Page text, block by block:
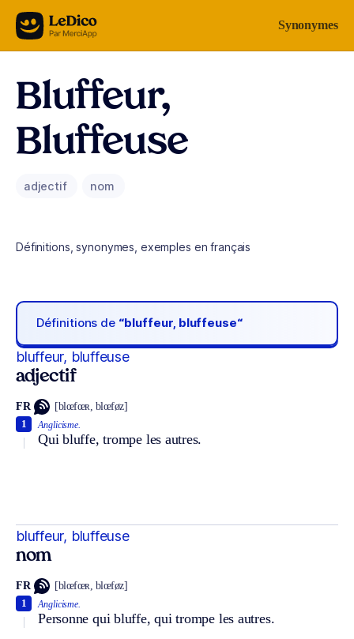
Aller au contenu Synonymes
Bluffeur,
Bluffeuse
adjectif nom
Définitions, synonymes, exemples en français
Définitions de “bluffeur, bluffeuse“
bluffeur, bluffeuse
adjectif
FR [blœfœʀ, blœføz]
Anglicisme.
Qui bluffe, trompe les autres.
1
bluffeur, bluffeuse
nom
FR [blœfœʀ, blœføz]
Anglicisme.
Personne qui bluffe, qui trompe les autres.
1